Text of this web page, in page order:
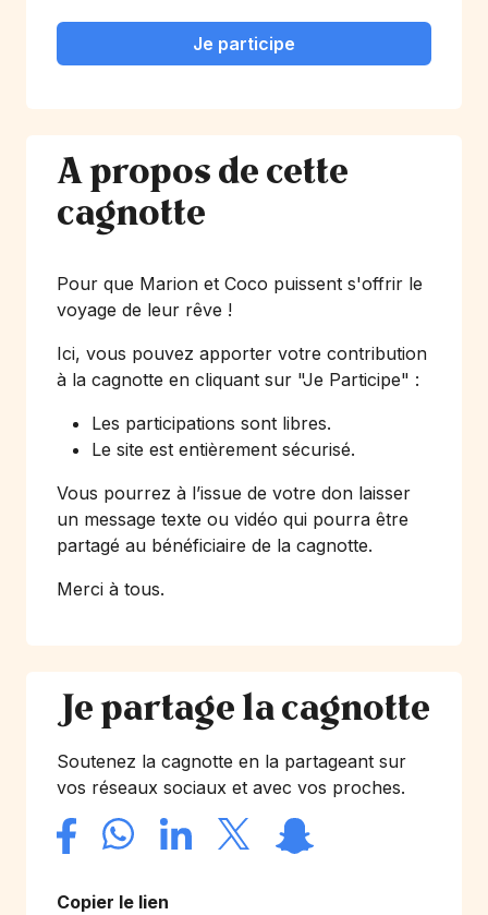
Je participe
A propos de cette
cagnotte
Pour que Marion et Coco puissent s'offrir le
voyage de leur rêve !
Ici, vous pouvez apporter votre contribution
à la cagnotte en cliquant sur "Je Participe" :
Les participations sont libres.
Le site est entièrement sécurisé.
Vous pourrez à l’issue de votre don laisser
un message texte ou vidéo qui pourra être
partagé au bénéficiaire de la cagnotte.
Merci à tous.
Je partage la cagnotte
Soutenez la cagnotte en la partageant sur
vos réseaux sociaux et avec vos proches.
Copier le lien